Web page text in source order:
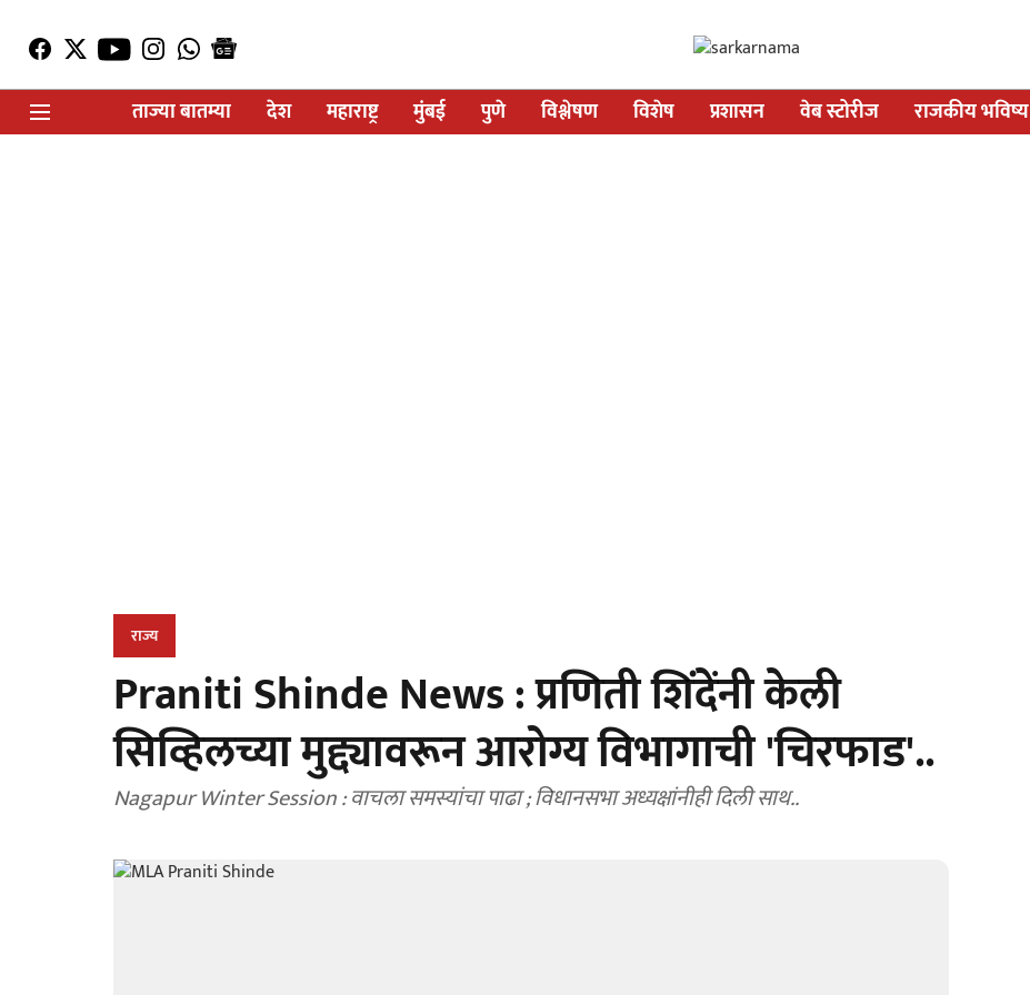
ताज्या बातम्या
देश महाराष्ट्र मुंबई पुणे विश्लेषण विशेष प्रशासन वेब स्टोरीज राजकीय भविष्य
राज्य
Praniti Shinde News : प्रणिती शिंदेंनी केली
सिव्हिलच्या मुद्द्यावरून आरोग्य विभागाची 'चिरफाड'..
Nagapur Winter Session : वाचला समस्यांचा पाढा ; विधानसभा अध्यक्षांनीही दिली साथ..